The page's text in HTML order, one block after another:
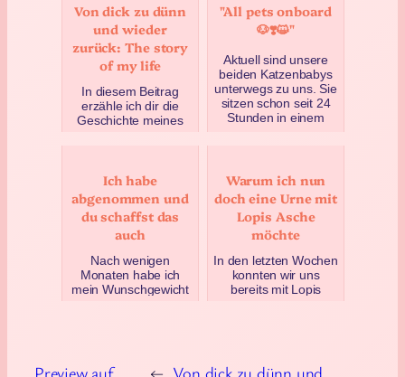
Ich habe
abgenommen und
du schaffst das
auch
Nach wenigen
Monaten habe ich
mein Wunschgewicht
August 11, 2025
"All pets onboard
🐶❣️😺"
Aktuell sind unsere
beiden Katzenbabys
unterwegs zu uns. Sie
sitzen schon seit 24
Stunden in einem
Warum ich nun
doch eine Urne mit
Lopis Asche
möchte
In den letzten Wochen
konnten wir uns
bereits mit Lopis
April 28, 2025
April 18, 2025
Von dick zu dünn
und wieder
zurück: The story
of my life
In diesem Beitrag
erzähle ich dir die
Geschichte meines
wieder …
April 9, 2025